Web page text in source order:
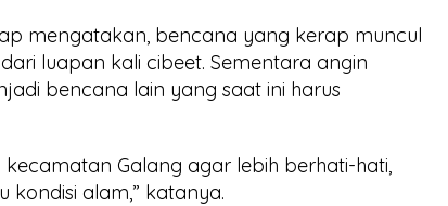
mengatakan, bencana yang kerap muncul
luapan kali cibeet. Sementara angin
bencana lain yang saat ini harus
Galang agar lebih berhati-hati,
alam,” katanya.